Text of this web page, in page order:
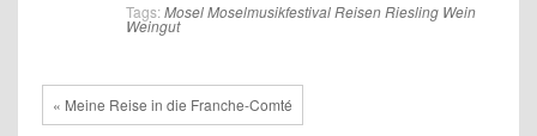
Tags: MoselMoselmusikfestivalReisenRiesling Wein
Weingut
« Meine Reise in die Franche-Comté